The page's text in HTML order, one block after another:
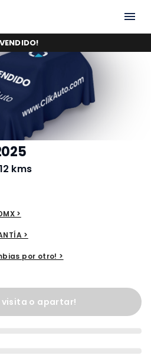
VENDIDO!
kms
>
>
por otro! >
visita o apartar!